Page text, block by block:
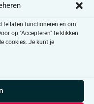
te laten functioneren en om
op "Accepteren" te klikken
cookies. Je kunt je